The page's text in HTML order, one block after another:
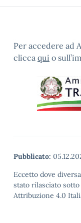
Per accedere ad
clicca qui o
Pubblicato:
Eccetto dove
stato rilasciato
Attribuzione 4.0